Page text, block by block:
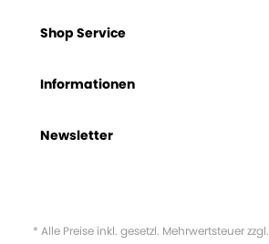
Shop Service
Informationen
Newsletter
* Alle Preise inkl. gesetzl. Mehrwertsteuer zzgl.